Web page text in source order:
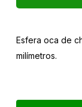
Esfera oca de
milímetros.